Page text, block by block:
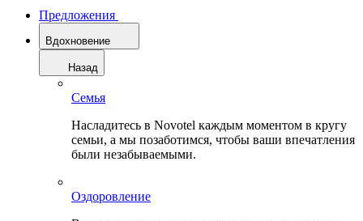
Предложения
Вдохновение
Назад
Семья
Насладитесь в Novotel каждым моментом в кругу
семьи, а мы позаботимся, чтобы ваши впечатления
были незабываемыми.
Оздоровление